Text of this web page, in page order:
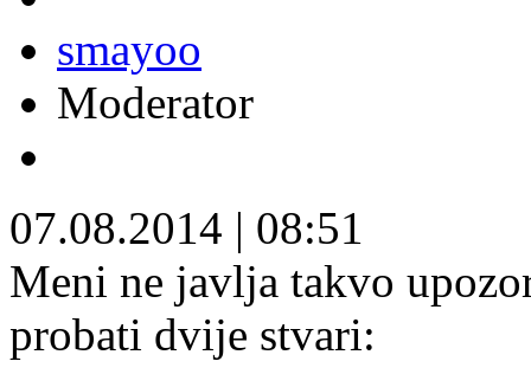
smayoo
Moderator
07.08.2014 | 08:51
Meni ne javlja takvo
probati dvije stvari: